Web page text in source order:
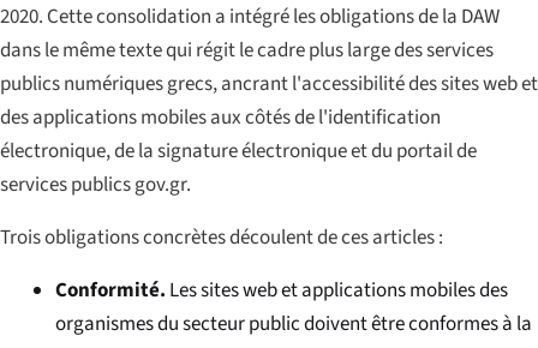
2020. Cette consolidation a intégré les obligations de la DAW
dans le même texte qui régit le cadre plus large des services
publics numériques grecs, ancrant l'accessibilité des sites web et
des applications mobiles aux côtés de l'identification
électronique, de la signature électronique et du portail de
services publics gov.gr.
Trois obligations concrètes découlent de ces articles :
Conformité. Les sites web et applications mobiles des
organismes du secteur public doivent être conformes à la